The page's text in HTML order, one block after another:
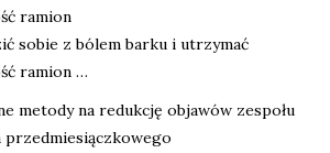
ramion
sobie z bólem barku i utrzymać
ramion …
metody na redukcję objawów zespołu
przedmiesiączkowego